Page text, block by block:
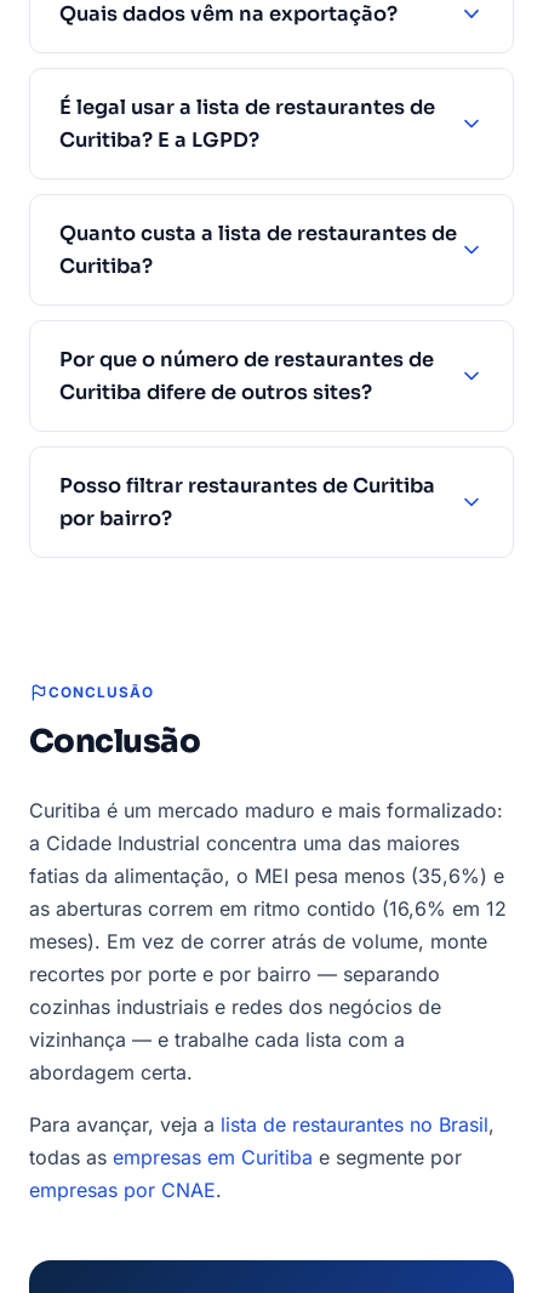
Quais dados vêm na exportação?
É legal usar a lista de restaurantes de
Curitiba? E a LGPD?
Quanto custa a lista de restaurantes de
Curitiba?
Por que o número de restaurantes de
Curitiba difere de outros sites?
Posso filtrar restaurantes de Curitiba
por bairro?
CONCLUSÃO
Conclusão
Curitiba é um mercado maduro e mais formalizado:
a Cidade Industrial concentra uma das maiores
fatias da alimentação, o MEI pesa menos (35,6%) e
as aberturas correm em ritmo contido (16,6% em 12
meses). Em vez de correr atrás de volume, monte
recortes por porte e por bairro — separando
cozinhas industriais e redes dos negócios de
vizinhança — e trabalhe cada lista com a
abordagem certa.
Para avançar, veja a lista de restaurantes no Brasil,
todas as empresas em Curitiba e segmente por
empresas por CNAE.